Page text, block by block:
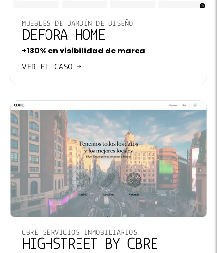
MUEBLES DE JARDÍN DE DISEÑO
DEFORA HOME
+130% en visibilidad de marca
VER EL CASO →
CBRE SERVICIOS INMOBILIARIOS
HIGHSTREET BY CBRE